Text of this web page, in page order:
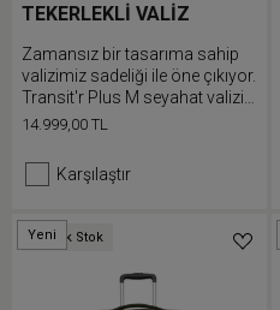
TEKERLEKLİ VALİZ
Zamansız bir tasarıma sahip
valizimiz sadeliği ile öne çıkıyor.
Transit'r Plus M seyahat valizi
güvenli seyahat maceraları için
dayanıklı tekerlek tasarımına
sahiptir.
14.999,00 TL
Karşılaştır
Düşük Stok
Yeni